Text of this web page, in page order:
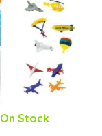
On Stock